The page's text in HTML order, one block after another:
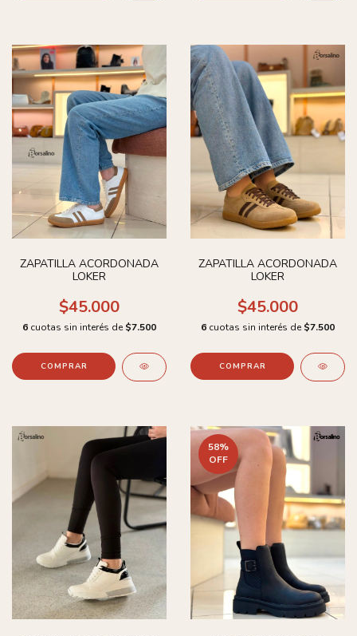
ZAPATILLA ACORDONADA
LOKER
$45.000
6 cuotas sin interés de $7.500
COMPRAR
ZAPATILLA ACORDONADA
LOKER
$45.000
6 cuotas sin interés de $7.500
COMPRAR
58%
OFF